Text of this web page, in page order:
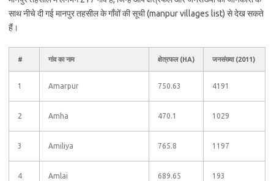
साथ नीचे दी गई मानपुर तहसील के गाँवों की सूची (manpur villages list) से देख सकते
हैं।
# गांव का नाम क्षेत्रफल (HA) जनसंख्या (2011)
1 Amarpur 750.63 4191
2 Amha 470.1 1029
3 Amiliya 765.8 1197
4 Amlai 689.65 193